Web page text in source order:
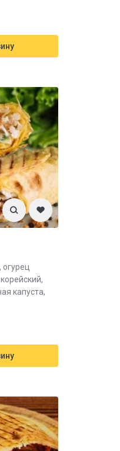
огурец
капуста,